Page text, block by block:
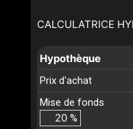
CALCULATRICE
Hypothèque
Prix d'achat
Mise de fonds
%